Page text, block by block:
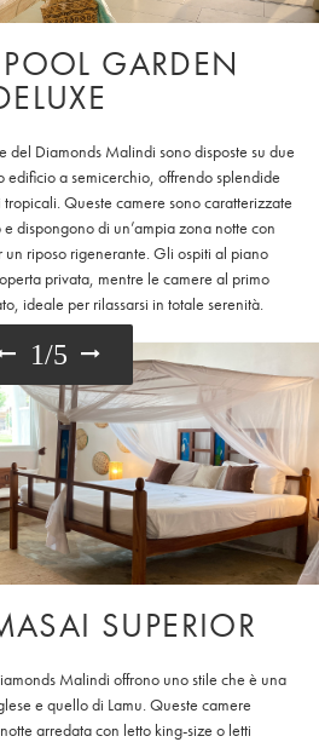
GARDEN
del Diamonds Malindi sono disposte su due
edificio a semicerchio, offrendo splendide
Queste camere sono caratterizzate
dispongono di un’ampia zona notte con
riposo rigenerante. Gli ospiti al piano
privata, mentre le camere al primo
ideale per rilassarsi in totale serenità.
1/5
SUPERIOR
Malindi offrono uno stile che è una
e quello di Lamu. Queste camere
arredata con letto king-size o letti